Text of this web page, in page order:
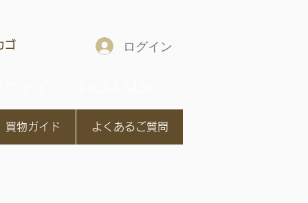
ゴ ログイン
買物ガイド よくあるご質問